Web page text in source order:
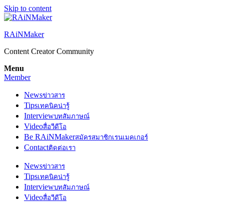
Skip to content
RAiNMaker
Content Creator Community
Menu
Member
Newsข่าวสาร
Tipsเทคนิคน่ารู้
Interviewบทสัมภาษณ์
Videoสื่อวีดีโอ
Be RAiNMakerสมัครสมาชิกเรนเมคเกอร์
Contactติดต่อเรา
Newsข่าวสาร
Tipsเทคนิคน่ารู้
Interviewบทสัมภาษณ์
Videoสื่อวีดีโอ